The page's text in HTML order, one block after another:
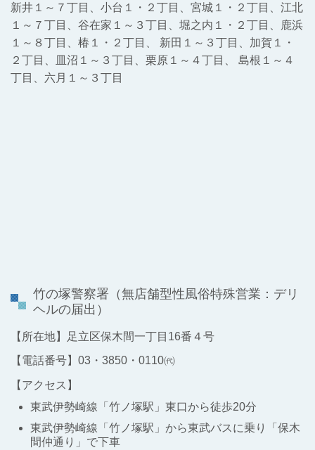
新井１～７丁目、小台１・２丁目、宮城１・２丁目、江北
１～７丁目、谷在家１～３丁目、堀之内１・２丁目、鹿浜
１～８丁目、椿１・２丁目、 新田１～３丁目、加賀１・
２丁目、皿沼１～３丁目、栗原１～４丁目、 島根１～４
丁目、六月１～３丁目
竹の塚警察署 （無店舗型性風俗特殊営業：デリ
ヘルの届出）
【所在地】足立区保木間一丁目16番４号
【電話番号】03・3850・0110㈹
【アクセス】
東武伊勢崎線「竹ノ塚駅」東口から徒歩20分
東武伊勢崎線「竹ノ塚駅」から東武バスに乗り「保木
間仲通り」で下車